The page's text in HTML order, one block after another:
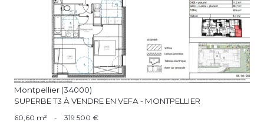
Montpellier (34000)
SUPERBE T3 À VENDRE EN VEFA - MONTPELLIER
60,60 m² - 319 500 €